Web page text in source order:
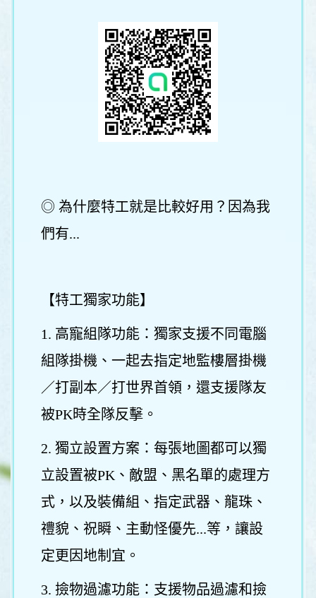
◎ 為什麼特工就是比較好用？因為我
們有...
【特工獨家功能】
1. 高寵組隊功能：獨家支援不同電腦
組隊掛機、一起去指定地監樓層掛機
／打副本／打世界首領，還支援隊友
被PK時全隊反擊。
2. 獨立設置方案：每張地圖都可以獨
立設置被PK、敵盟、黑名單的處理方
式，以及裝備組、指定武器、龍珠、
禮貌、祝瞬、主動怪優先...等，讓設
定更因地制宜。
3. 撿物過濾功能：支援物品過濾和撿